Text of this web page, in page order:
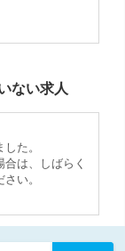
ない求人
た。
は、しばらく
い。